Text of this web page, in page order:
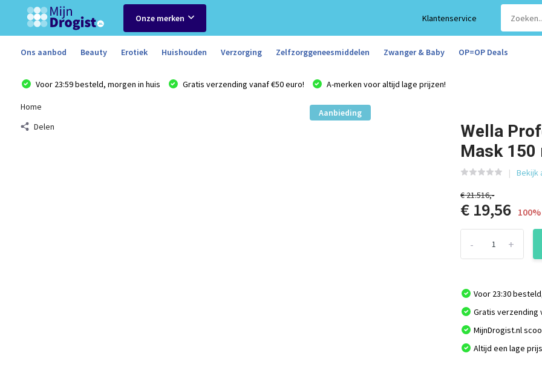
Onze merken Klantenservice
Ons aanbod Beauty Erotiek Huishouden Verzorging Zelfzorggeneesmiddelen Zwanger & Baby OP=OP Deals
Voor 23:59 besteld, morgen in huis Gratis verzending vanaf €50 euro! A-merken voor altijd lage prijzen!
Home
Aanbieding
Delen
Wella
Mask 150
Bekijk
€ 21.516,-
€ 19,56
+
-
Voor 23:30
Gratis verzending
MijnDrogist.nl
Altijd een lage prijs